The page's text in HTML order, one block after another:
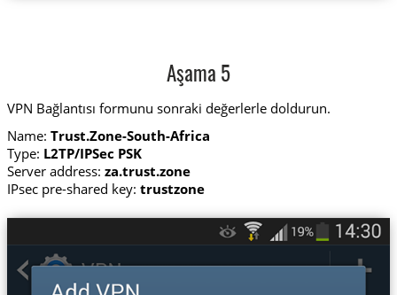
Aşama 5
VPN Bağlantısı formunu sonraki değerlerle doldurun.
Name: Trust.Zone-South-Africa
Type: L2TP/IPSec PSK
Server address: za.trust.zone
IPsec pre-shared key: trustzone